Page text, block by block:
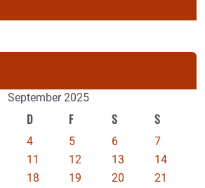
September 2025
D F S S
4 5 6
7
11 12 13
14
18 19 20
21